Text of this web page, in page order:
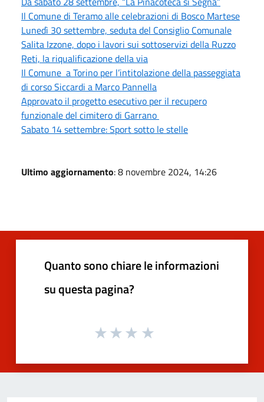
Il Comune di Teramo alle celebrazioni di Bosco Martese
Lunedì 30 settembre, seduta del Consiglio Comunale
Salita Izzone, dopo i lavori sui sottoservizi della Ruzzo
Reti, la riqualificazione della via
Il Comune a Torino per l’intitolazione della passeggiata
di corso Siccardi a Marco Pannella
Approvato il progetto esecutivo per il recupero
funzionale del cimitero di Garrano
Sabato 14 settembre: Sport sotto le stelle
Ultimo aggiornamento: 8 novembre 2024, 14:26
Quanto sono chiare le informazioni
su questa pagina?